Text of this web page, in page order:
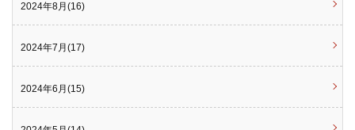
2024年8月(16)
2024年7月(17)
2024年6月(15)